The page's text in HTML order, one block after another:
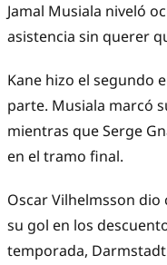
Jamal Musiala niveló
asistencia sin querer
Kane hizo el segundo
parte. Musiala marcó
mientras que Serge
en el tramo final.
Oscar Vilhelmsson
su gol en los
temporada,